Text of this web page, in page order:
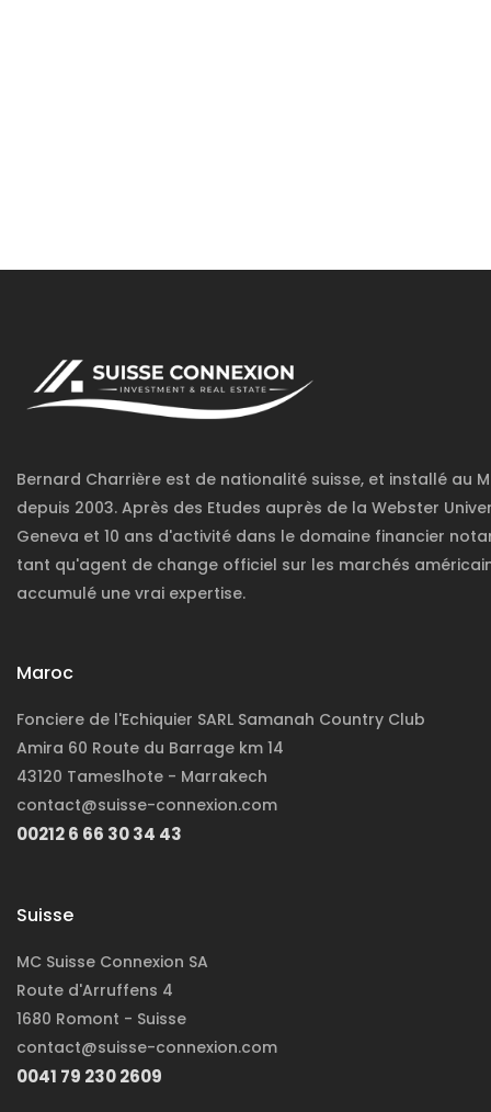
Bernard Charrière est de nationalité suisse, et installé au
depuis 2003. Après des Etudes auprès de la Webster
Geneva et 10 ans d'activité dans le domaine financier
tant qu'agent de change officiel sur les marchés
accumulé une vrai expertise.
Maroc
Fonciere de l'Echiquier SARL Samanah Country Club
Amira 60 Route du Barrage km 14
43120 Tameslhote - Marrakech
contact@suisse-connexion.com
00212 6 66 30 34 43
Suisse
MC Suisse Connexion SA
Route d'Arruffens 4
1680 Romont - Suisse
contact@suisse-connexion.com
0041 79 230 2609